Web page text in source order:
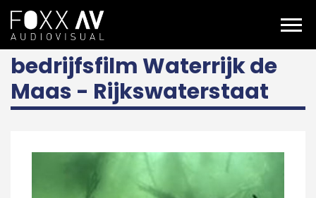
NL Projecten Waterrijk de Maas bedrijfsfilm
bedrijfsfilm Waterrijk de
Maas - Rijkswaterstaat